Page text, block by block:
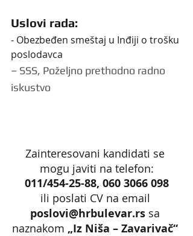
Uslovi rada:
- Obezbeđen smeštaj u Inđiji o trošku
poslodavca
– SSS, Poželjno prethodno radno
iskustvo
Zainteresovani kandidati se
mogu javiti na telefon:
011/454-25-88, 060 3066 098
ili poslati CV na email
poslovi@hrbulevar.rs sa
naznakom „Iz Niša – Zavarivač“